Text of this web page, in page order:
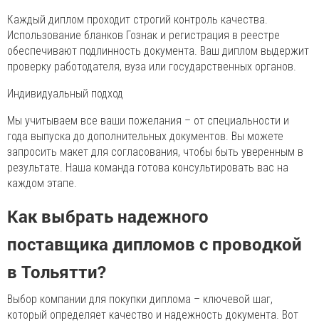
Каждый диплом проходит строгий контроль качества.
Использование бланков Гознак и регистрация в реестре
обеспечивают подлинность документа. Ваш диплом выдержит
проверку работодателя, вуза или государственных органов.
Индивидуальный подход
Мы учитываем все ваши пожелания – от специальности и
года выпуска до дополнительных документов. Вы можете
запросить макет для согласования, чтобы быть уверенным в
результате. Наша команда готова консультировать вас на
каждом этапе.
Как выбрать надежного
поставщика дипломов с проводкой
в Тольятти?
Выбор компании для покупки диплома – ключевой шаг,
который определяет качество и надежность документа. Вот